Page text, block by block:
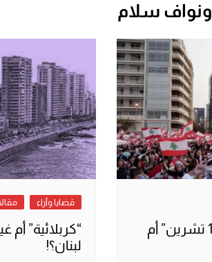
سلام
لبنان: هل فشلت “ثورة 17 تشرين” أم
قضايا وآراء
“كربلائية” أم
لبنان؟!